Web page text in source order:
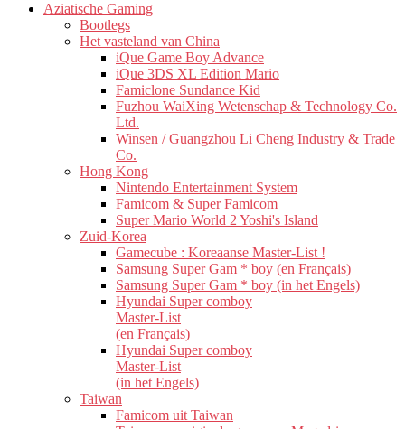
Aziatische Gaming
Bootlegs
Het vasteland van China
iQue Game Boy Advance
iQue 3DS XL Edition Mario
Famiclone Sundance Kid
Fuzhou WaiXing Wetenschap & Technology Co.
Ltd.
Winsen / Guangzhou Li Cheng Industry & Trade
Co.
Hong Kong
Nintendo Entertainment System
Famicom & Super Famicom
Super Mario World 2 Yoshi's Island
Zuid-Korea
Gamecube : Koreaanse Master-List !
Samsung Super Gam * boy (en Français)
Samsung Super Gam * boy (in het Engels)
Hyundai Super comboy
Master-List
(en Français)
Hyundai Super comboy
Master-List
(in het Engels)
Taiwan
Famicom uit Taiwan